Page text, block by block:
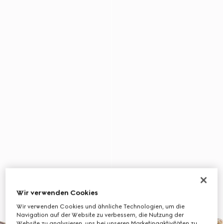
Wir verwenden Cookies
Wir verwenden Cookies und ähnliche Technologien, um die
Navigation auf der Website zu verbessern, die Nutzung der